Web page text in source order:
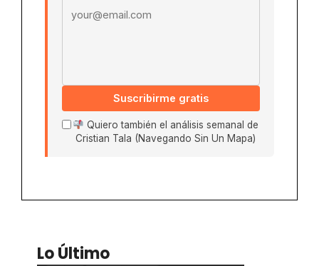
Suscribirme gratis
Quiero también el análisis semanal de
Cristian Tala (Navegando Sin Un Mapa)
Lo Último